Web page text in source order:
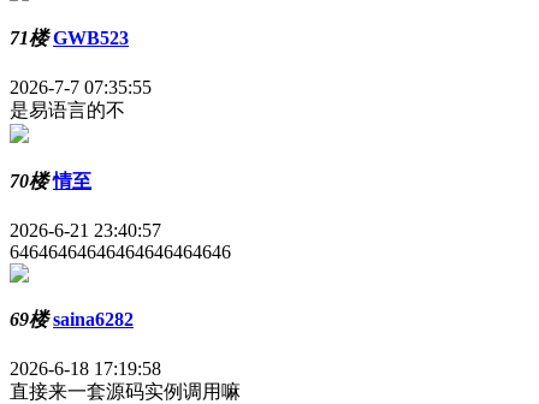
71楼 GWB523
2026-7-7 07:35:55
是易语言的不
70楼 情至
2026-6-21 23:40:57
64646464646464646464646
69楼 saina6282
2026-6-18 17:19:58
直接来一套源码实例调用嘛